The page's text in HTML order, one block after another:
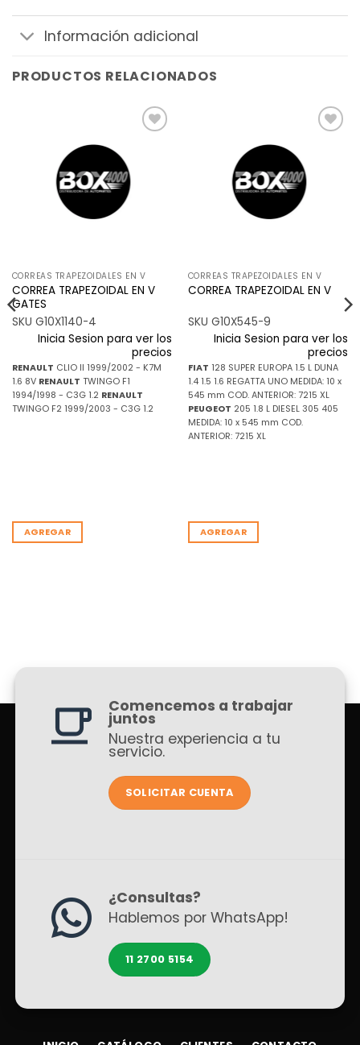
Información adicional
PRODUCTOS RELACIONADOS
deseos
CORREAS TRAPEZOIDALES EN V
CORREA TRAPEZOIDAL EN V
GATES
SKU G10X1140-4
Inicia Sesion para ver los
precios
RENAULT CLIO II 1999/2002 - K7M
1.6 8V RENAULT TWINGO F1
1994/1998 - C3G 1.2 RENAULT
TWINGO F2 1999/2003 - C3G 1.2
AGREGAR
deseos
CORREAS TRAPEZOIDALES EN V
CORREA TRAPEZOIDAL EN V
SKU G10X545-9
Inicia Sesion para ver los
precios
FIAT 128 SUPER EUROPA 1.5 L DUNA
1.4 1.5 1.6 REGATTA UNO MEDIDA: 10 x
545 mm COD. ANTERIOR: 7215 XL
PEUGEOT 205 1.8 L DIESEL 305 405
MEDIDA: 10 x 545 mm COD.
ANTERIOR: 7215 XL
AGREGAR
Comencemos a trabajar
juntos
Nuestra experiencia a tu
servicio.
SOLICITAR CUENTA
¿Consultas?
Hablemos por WhatsApp!
11 2700 5154